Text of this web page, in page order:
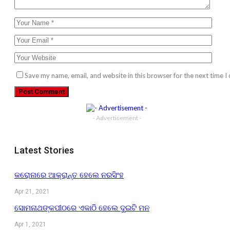
Save my name, email, and website in this browser for the next time I
- Advertisement -
Latest Stories
କରୋନାରେ ଆକ୍ରାନ୍ତ ହେଲେ ନରସିଂହ
Apr 21, 2021
ସୋମନାଥଙ୍କପୀଠରେ ଏକାଠି ହେଲେ ଦୁଇଟି ମନ
Apr 1, 2021